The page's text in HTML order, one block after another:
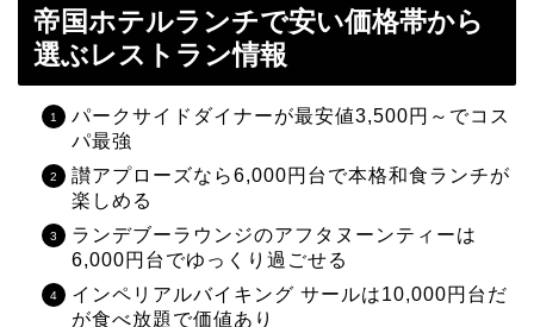
帝国ホテルランチで安い価格帯から
選ぶレストラン情報
パークサイドダイナーが最安値3,500円～でコス
パ最強
讃アプローズなら6,000円台で本格和食ランチが
楽しめる
ランデブーラウンジのアフタヌーンティーは
6,000円台でゆっくり過ごせる
インペリアルバイキング サールは10,000円台だ
が食べ放題で価値あり